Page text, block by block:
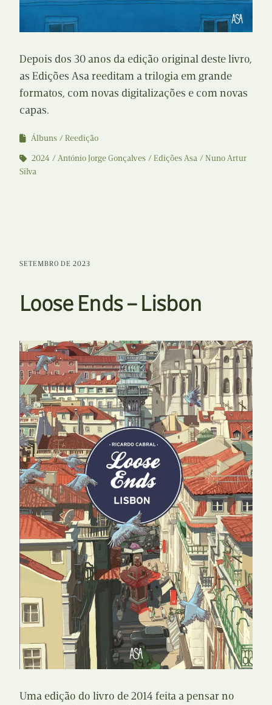
Depois dos 30 anos da edição original deste livro,
as Edições Asa reeditam a trilogia em grande
formatos, com novas digitalizações e com novas
capas.
Álbuns
Reedição
2024
António Jorge Gonçalves Edições Asa
Nuno Artur
Silva
SETEMBRO DE 2023
Loose Ends – Lisbon
Uma edição do livro de 2014 feita a pensar no